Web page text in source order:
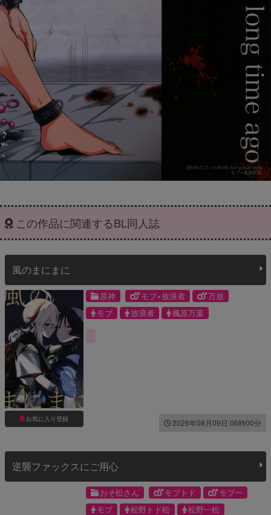
この作品に関連するBL同人誌
風のまにまに
お気に入り登録
原神 モブ×放浪者
万放
モブ
放浪者 楓原万葉
2026年08月09日 06時00分
逆襲ファックスにご用心
おそ松さん モブトド
モブ一
モブ
松野トド松 松野一松